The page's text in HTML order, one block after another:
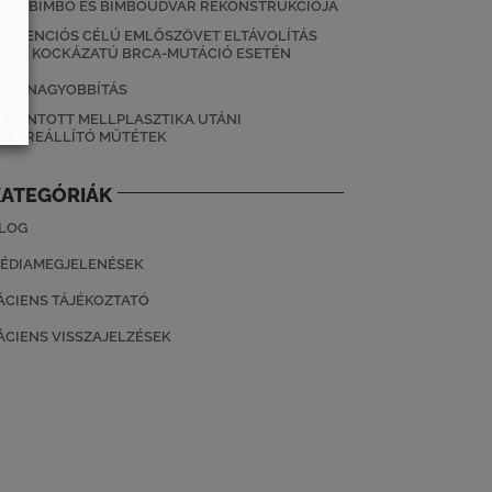
ÉS BIMBÓUDVAR REKONSTRUKCIÓJA
CÉLÚ EMLŐSZÖVET ELTÁVOLÍTÁS
KOCKÁZATÚ BRCA-MUTÁCIÓ ESETÉN
MELLPLASZTIKA UTÁNI
MŰTÉTEK
TÁJÉKOZTATÓ
VISSZAJELZÉSEK